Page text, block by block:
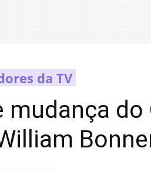
da TV